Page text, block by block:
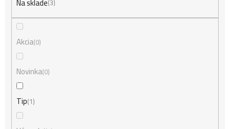
e
3
Akcia 0
Novinka 0
Tip 1